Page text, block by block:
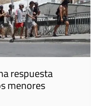
respuesta
menores